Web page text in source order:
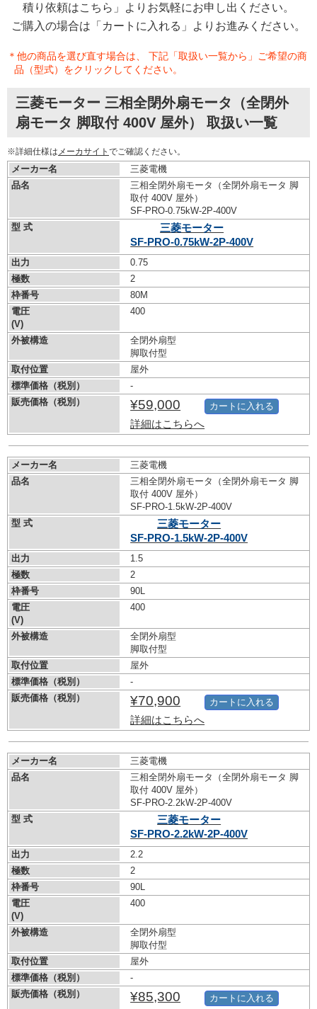
積り依頼はこちら」よりお気軽にお申し出ください。
ご購入の場合は「カートに入れる」よりお進みください。
＊他の商品を選び直す場合は、 下記「取扱い一覧から」ご希望の商
品（型式）をクリックしてください。
三菱モーター 三相全閉外扇モータ（全閉外
扇モータ 脚取付 400V 屋外） 取扱い一覧
※詳細仕様は メーカサイト でご確認ください。
メーカー名
三菱電機
品名
三相全閉外扇モータ（全閉外扇モータ 脚
取付 400V 屋外）
SF-PRO-0.75kW-2P-400V
型 式
三菱モーター
SF-PRO-0.75kW-2P-400V
出力
0.75
極数
2
枠番号
80M
電圧
(V)
400
外被構造
全閉外扇型
脚取付型
取付位置
屋外
標準価格（税別）
-
販売価格（税別）
¥59,000
詳細はこちらへ
カートに入れる
メーカー名
三菱電機
品名
三相全閉外扇モータ（全閉外扇モータ 脚
取付 400V 屋外）
SF-PRO-1.5kW-2P-400V
型 式
三菱モーター
SF-PRO-1.5kW-2P-400V
出力
1.5
極数
2
枠番号
90L
電圧
(V)
400
外被構造
全閉外扇型
脚取付型
取付位置
屋外
標準価格（税別）
-
販売価格（税別）
¥70,900
詳細はこちらへ
カートに入れる
メーカー名
三菱電機
品名
三相全閉外扇モータ（全閉外扇モータ 脚
取付 400V 屋外）
SF-PRO-2.2kW-2P-400V
型 式
三菱モーター
SF-PRO-2.2kW-2P-400V
出力
2.2
極数
2
枠番号
90L
電圧
(V)
400
外被構造
全閉外扇型
脚取付型
取付位置
屋外
標準価格（税別）
-
販売価格（税別）
¥85,300 カートに入れる